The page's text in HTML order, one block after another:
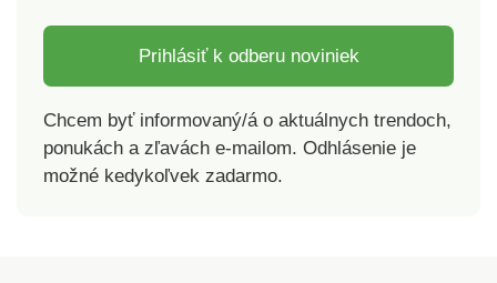
Prihlásiť k odberu noviniek
Chcem byť informovaný/á o aktuálnych trendoch,
ponukách a zľavách e-mailom. Odhlásenie je
možné kedykoľvek zadarmo.